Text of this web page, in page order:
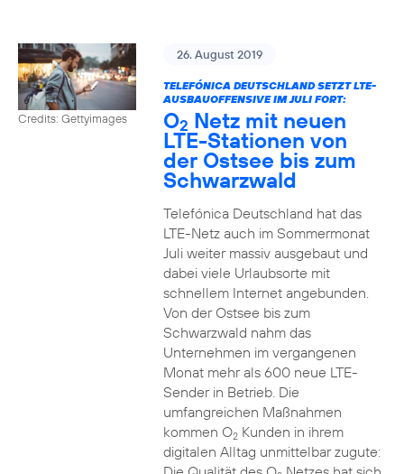
Credits: Gettyimages
26. August 2019
TELEFÓNICA DEUTSCHLAND SETZT LTE-
AUSBAUOFFENSIVE IM JULI FORT:
O2 Netz mit neuen
LTE-Stationen von
der Ostsee bis zum
Schwarzwald
Telefónica Deutschland hat das
LTE-Netz auch im Sommermonat
Juli weiter massiv ausgebaut und
dabei viele Urlaubsorte mit
schnellem Internet angebunden.
Von der Ostsee bis zum
Schwarzwald nahm das
Unternehmen im vergangenen
Monat mehr als 600 neue LTE-
Sender in Betrieb. Die
umfangreichen Maßnahmen
kommen O2Kunden in ihrem
digitalen Alltag unmittelbar zugute: